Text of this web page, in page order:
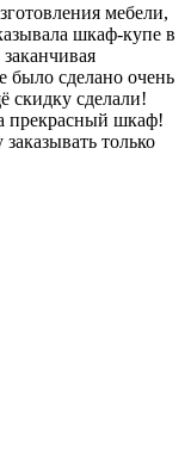
мебели,
шкаф-купе в
сделано очень
скидку сделали!
прекрасный шкаф!
только